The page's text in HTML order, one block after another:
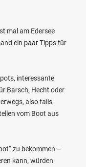
mal am Edersee
ein paar Tipps für
interessante
Barsch, Hecht oder
also falls
vom Boot aus
zu bekommen –
kann, würden